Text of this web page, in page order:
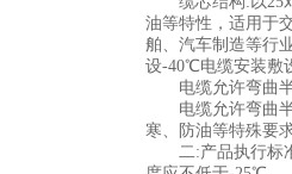
油等特性，适用于
舶、汽车制造等行
设-40℃电缆安装敷
电缆允许弯曲半
电缆允许弯曲半
寒、防油等特殊要
二:产品执行标准